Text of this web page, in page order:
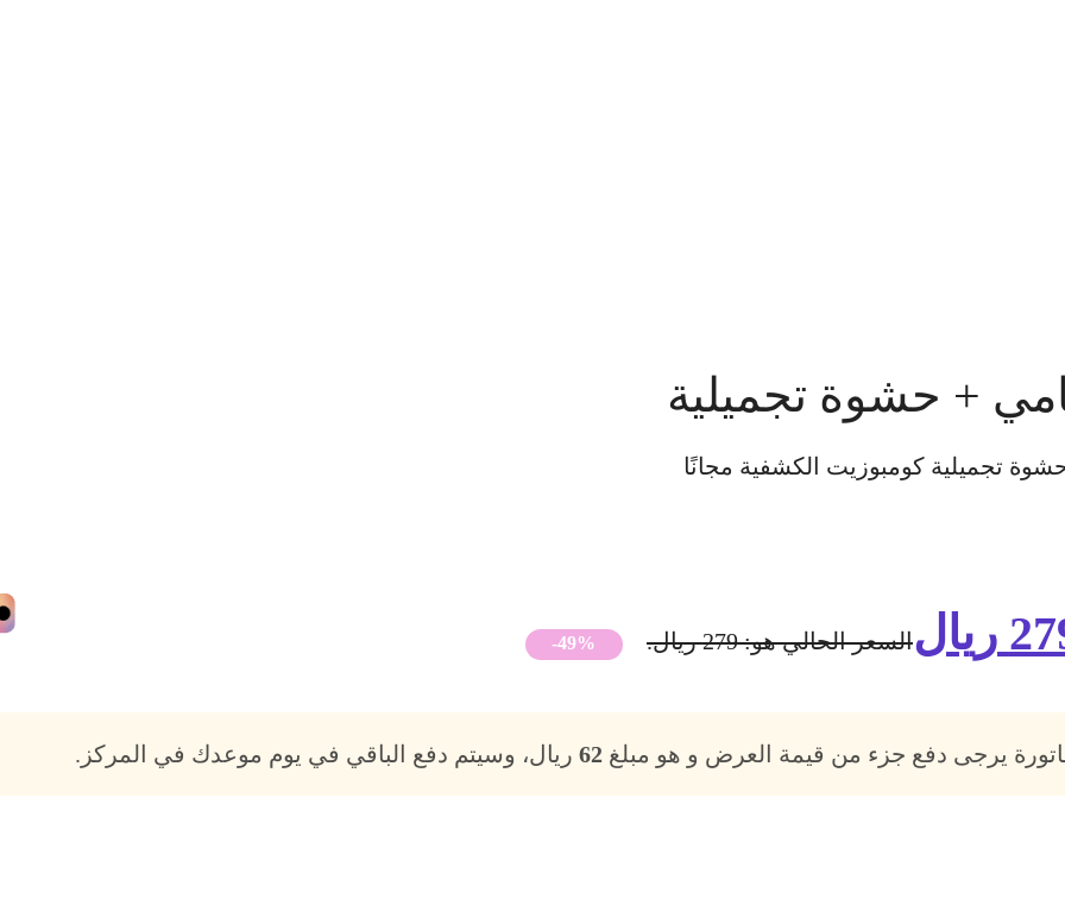
+ حشوة تجميلية
تجميلية كومبوزيت الكشفية مجانًا
ريالالسعر الحالي هو: 279 ريال. -49%
يرجى دفع جزء من قيمة العرض و هو مبلغ62 ريال، وسيتم دفع الباقي في يوم موعدك في المركز.